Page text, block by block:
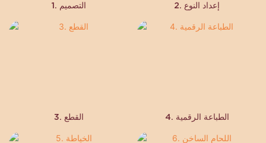
1. التصميم 2. إعداد النوع
3. القطع 4. الطباعة الرقمية